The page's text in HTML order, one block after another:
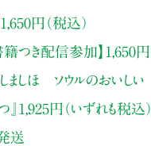
円（税込）
籍つき配信参加】1,650円
ましほ ソウルのおいしい
』1,925円（いずれも税込）
送